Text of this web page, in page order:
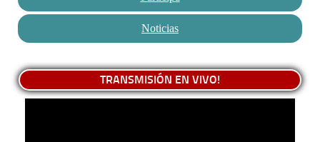
Noticias
TRANSMISIÓN EN VIVO!